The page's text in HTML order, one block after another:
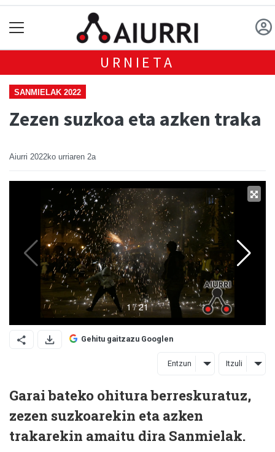
URNIETA
SANMIELAK 2022
Zezen suzkoa eta azken traka
Aiurri 2022ko urriaren 2a
Gehitu gaitzazu Googlen
Entzun Itzuli
Garai bateko ohitura berreskuratuz,
zezen suzkoarekin eta azken
trakarekin amaitu dira Sanmielak.